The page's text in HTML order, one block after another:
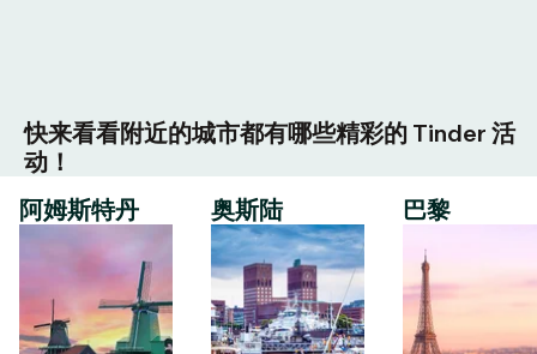
快来看看附近的城市都有哪些精彩的 Tinder 活
动！
阿姆斯特丹
奥斯陆 巴黎